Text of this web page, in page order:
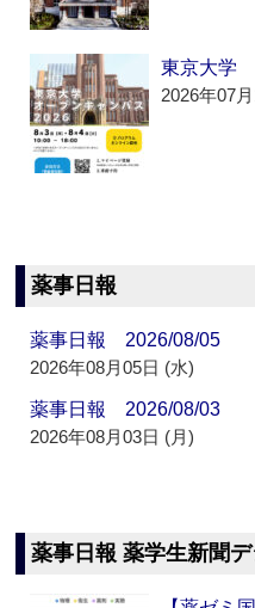
東京大学
2026年07
薬事日報
薬事日報 2026/08/05
2026年08月05日 (水)
薬事日報 2026/08/03
2026年08月03日 (月)
薬事日報 薬学生新聞